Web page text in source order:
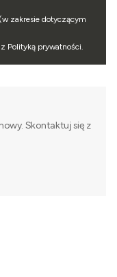
zakresie dotyczącym
Polityką prywatności.
Skontaktuj się z